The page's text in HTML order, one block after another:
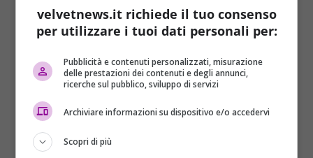
Mondo
Elezioni 2016: Donald Trump vince anche a
Washington
Redazione 25/05/2016
velvetnews.it richiede il tuo consenso
per utilizzare i tuoi dati personali per:
Pubblicità e contenuti personalizzati, misurazione
delle prestazioni dei contenuti e degli annunci,
ricerche sul pubblico, sviluppo di servizi
Archiviare informazioni su dispositivo e/o accedervi
Scopri di più